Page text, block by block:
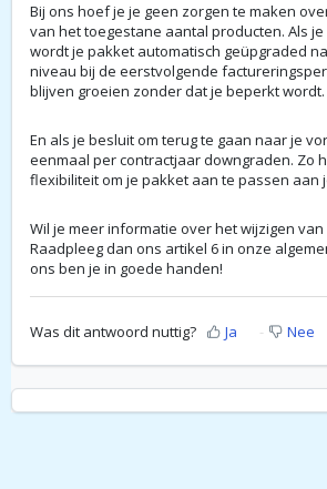
Bij ons hoef je je geen zorgen te maken
van het toegestane aantal producten. Als
wordt je pakket automatisch geüpgraded
niveau bij de eerstvolgende
blijven groeien zonder dat je beperkt wordt.
En als je besluit om terug te gaan naar je
eenmaal per contractjaar downgraden. Zo
flexibiliteit om je pakket aan te passen aan
Wil je meer informatie over het wijzigen
Raadpleeg dan ons artikel 6 in onze
ons ben je in goede handen!
Was dit antwoord nuttig? Ja Nee